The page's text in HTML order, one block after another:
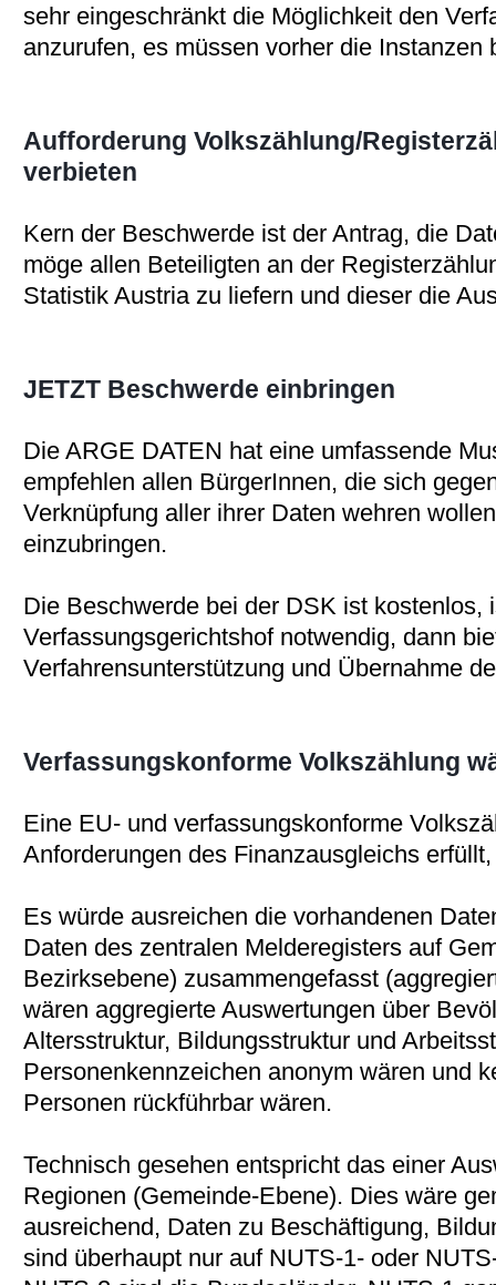
sehr eingeschränkt die Möglichkeit den
anzurufen, es müssen vorher die Instanzen
Aufforderung Volkszählung/
verbieten
Kern der Beschwerde ist der Antrag, die
möge allen Beteiligten an der
Statistik Austria zu liefern und dieser die
JETZT Beschwerde einbringen
Die ARGE DATEN hat eine umfassende
empfehlen allen BürgerInnen, die sich
Verknüpfung aller ihrer Daten wehren
einzubringen.
Die Beschwerde bei der DSK ist kostenlos,
Verfassungsgerichtshof notwendig, dann
Verfahrensunterstützung und Übernahme
Verfassungskonforme Volkszählung
Eine EU- und verfassungskonforme
Anforderungen des Finanzausgleichs
Es würde ausreichen die vorhandenen
Daten des zentralen Melderegisters auf
Bezirksebene) zusammengefasst
wären aggregierte Auswertungen über
Altersstruktur, Bildungsstruktur und
Personenkennzeichen anonym wären und
Personen rückführbar wären.
Technisch gesehen entspricht das einer
Regionen (Gemeinde-Ebene). Dies wäre
ausreichend, Daten zu Beschäftigung,
sind überhaupt nur auf NUTS-1- oder